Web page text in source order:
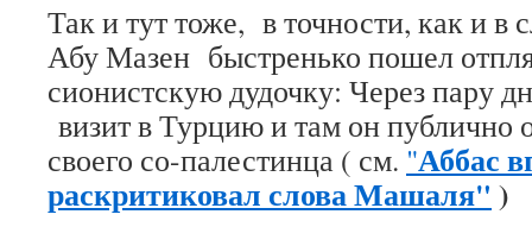
Так и тут тоже, в точности, как и в
Абу Мазен быстренько пошел
сионистскую дудочку: Через пару
визит в Турцию и там он публично
своего со-палестинца ( см. "Аббас
раскритиковал слова Машаля" )